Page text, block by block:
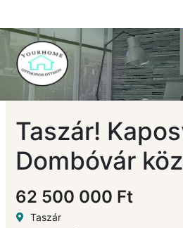
content
Taszár!
Dombóvár
62 500 000 Ft
Taszár